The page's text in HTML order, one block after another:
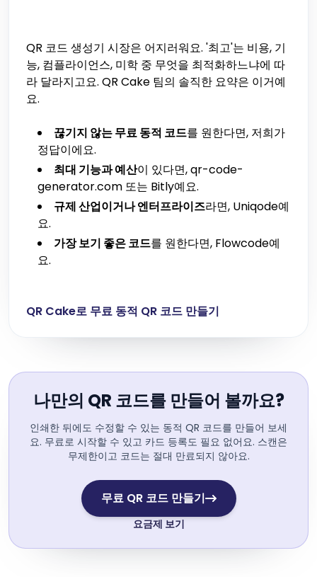
QR 코드 생성기 시장은 어지러워요. '최고'는 비용, 기
능, 컴플라이언스, 미학 중 무엇을 최적화하느냐에 따
라 달라지고요. QR Cake 팀의 솔직한 요약은 이거예
요.
끊기지 않는 무료 동적 코드를 원한다면, 저희가
정답이에요.
최대 기능과 예산이 있다면, qr-code-
generator.com 또는 Bitly예요.
규제 산업이거나 엔터프라이즈라면, Uniqode예
요.
가장 보기 좋은 코드를 원한다면, Flowcode예
요.
QR Cake로 무료 동적 QR 코드 만들기
나만의 QR 코드를 만들어 볼까요?
인쇄한 뒤에도 수정할 수 있는 동적 QR 코드를 만들어 보세
요. 무료로 시작할 수 있고 카드 등록도 필요 없어요. 스캔은
무제한이고 코드는 절대 만료되지 않아요.
무료 QR 코드 만들기
요금제 보기